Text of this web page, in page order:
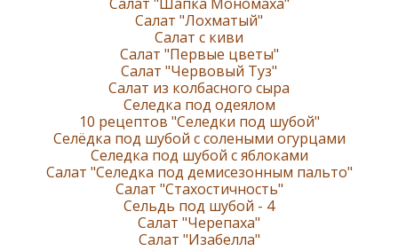
Салат "Лохматый"
Салат с киви
Салат "Первые цветы"
Салат "Червовый Туз"
Салат из колбасного сыра
Селедка под одеялом
10 рецептов "Селедки под шубой"
Селёдка под шубой с солеными огурцами
Селедка под шубой с яблоками
Салат "Селедка под демисезонным пальто"
Салат "Стахостичность"
Сельдь под шубой - 4
Салат "Черепаха"
Салат "Изабелла"